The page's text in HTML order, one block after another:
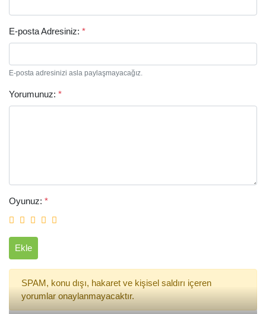
E-posta Adresiniz: *
E-posta adresinizi asla paylaşmayacağız.
Yorumunuz: *
Oyunuz: *
Ekle
SPAM, konu dışı, hakaret ve kişisel saldırı içeren
yorumlar onaylanmayacaktır.